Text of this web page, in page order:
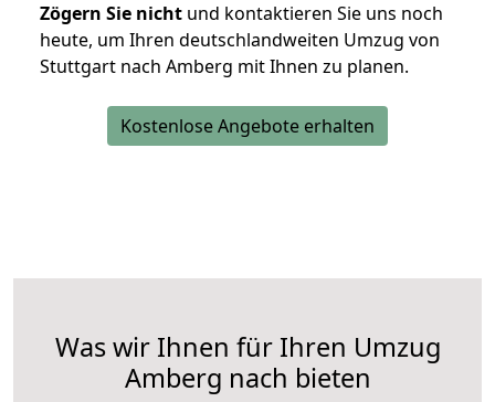
Zögern Sie nicht und kontaktieren Sie uns noch
heute, um Ihren deutschlandweiten Umzug von
Stuttgart nach Amberg mit Ihnen zu planen.
Kostenlose Angebote erhalten
Was wir Ihnen für Ihren Umzug
Amberg nach bieten